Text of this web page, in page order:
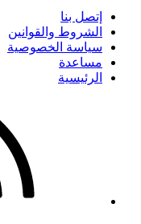
إتصل بنا
الشروط والقوانين
سياسة الخصوصية
مساعدة
الرئيسية